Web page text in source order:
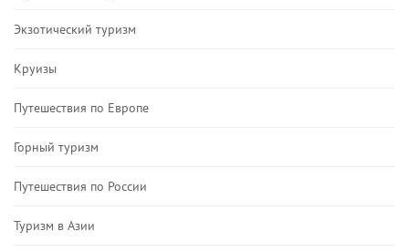
Экзотический туризм
Круизы
Путешествия по Европе
Горный туризм
Путешествия по России
Туризм в Азии